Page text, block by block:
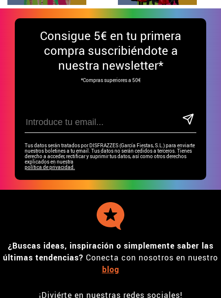
Consigue 5€ en tu primera
compra suscribiéndote a
nuestra newsletter*
*Compras superiores a 50€
Tus datos serán tratados por DISFRAZZES (García Fiestas, S.L.) para enviarte
nuestros boletines a tu email. Tus datos no serán cedidos a terceros. Tienes
derecho a acceder, rectificar y suprimir tus datos, así como otros derechos
explicados en nuestra
política de privacidad.
¿Buscas ideas, inspiración o simplemente saber las
últimas tendencias? Conecta con nosotros en nuestro
blog
¡Diviérte en nuestras redes sociales!